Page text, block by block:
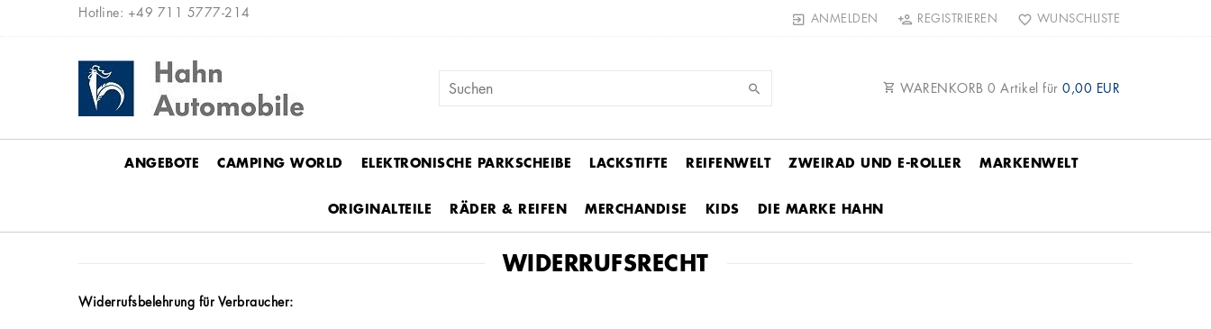
Hotline: +49 711 5777-214 ANMELDEN REGISTRIEREN WUNSCHLISTE
WARENKORB 0 Artikel für 0,00 EUR
ANGEBOTE CAMPING WORLD ELEKTRONISCHE PARKSCHEIBE LACKSTIFTE REIFENWELT ZWEIRAD UND E-ROLLER MARKENWELT
ORIGINALTEILE RÄDER & REIFEN MERCHANDISE KIDS DIE MARKE HAHN
WIDERRUFS­RECHT
Widerrufsbelehrung für Verbraucher: